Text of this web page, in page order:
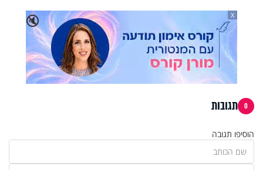
🔇
X
0 תגובות
הוסיפו תגובה